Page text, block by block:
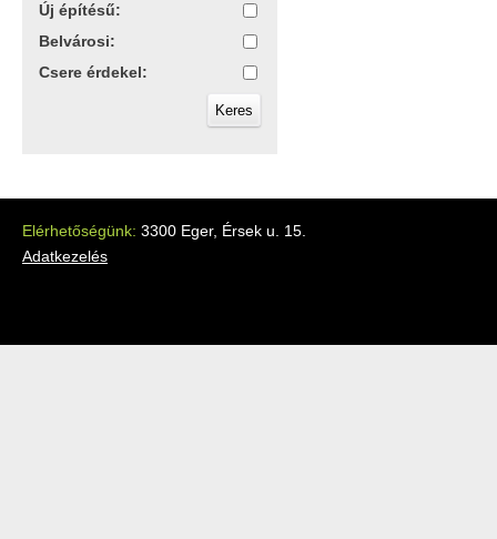
Új építésű:
Belvárosi:
Csere érdekel:
Elérhetőségünk: 3300 Eger, Érsek u. 15.
Adatkezelés